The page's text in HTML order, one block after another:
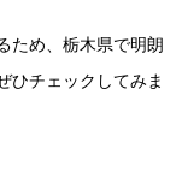
ため、栃木県で明朗
ひチェックしてみま